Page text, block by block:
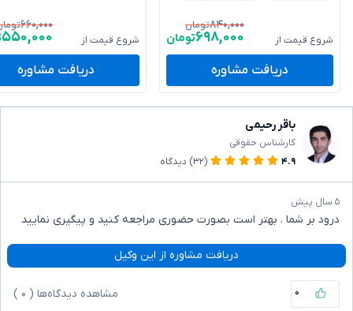
شروع قیمت از
۸۴۰,۰۰۰تومان
۶۹۸,۰۰۰تومان
دریافت مشاوره
شروع قیمت از
۶۶۰,۰۰۰
۵۵۰,۰۰۰
دریافت مشاوره
باقر رحیمی
کارشناس حقوقی
۴.۹
(۳۲) دیدگاه
۵ سال پیش
درود بر شما . بهتر است بصورت حضوری مراجعه کنید و پیگیری نمایید
دریافت مشاوره از این وکیل
۰ مشاهده دیدگاه‌ها ( ۰